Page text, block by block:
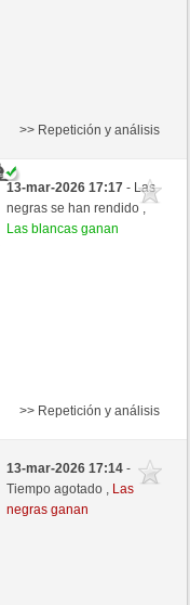
>> Repetición y análisis
13-mar-2026 17:17- Las
negras se han rendido ,
Las blancas ganan
>> Repetición y análisis
13-mar-2026 17:14-
Tiempo agotado , Las
negras ganan